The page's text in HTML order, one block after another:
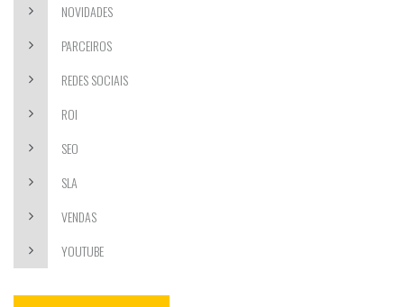
NOVIDADES
PARCEIROS
REDES SOCIAIS
ROI
SEO
SLA
VENDAS
YOUTUBE